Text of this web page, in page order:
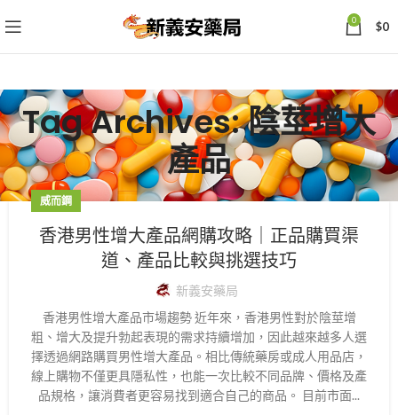
0 $0
Tag Archives: 陰莖增大
產品
威而鋼
香港男性增大產品網購攻略｜正品購買渠
道、產品比較與挑選技巧
新義安藥局
香港男性增大產品市場趨勢 近年來，香港男性對於陰莖增
粗、增大及提升勃起表現的需求持續增加，因此越來越多人選
擇透過網路購買男性增大產品。相比傳統藥房或成人用品店，
線上購物不僅更具隱私性，也能一次比較不同品牌、價格及產
品規格，讓消費者更容易找到適合自己的商品。 目前市面...